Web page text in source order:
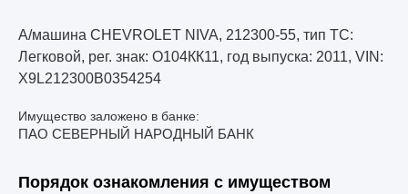
А/машина CHEVROLET NIVA, 212300-55, тип ТС:
Легковой, рег. знак: О104КК11, год выпуска: 2011, VIN:
X9L212300B0354254
Имущество заложено в банке:
ПАО СЕВЕРНЫЙ НАРОДНЫЙ БАНК
Порядок ознакомления с имуществом